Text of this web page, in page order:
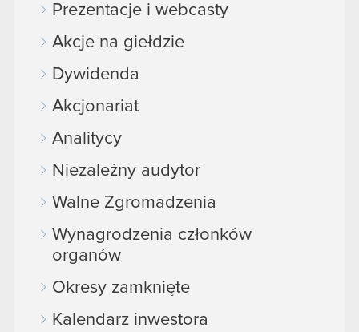
Prezentacje i webcasty
Akcje na giełdzie
Dywidenda
Akcjonariat
Analitycy
Niezależny audytor
Walne Zgromadzenia
Wynagrodzenia członków
organów
Okresy zamknięte
Kalendarz inwestora